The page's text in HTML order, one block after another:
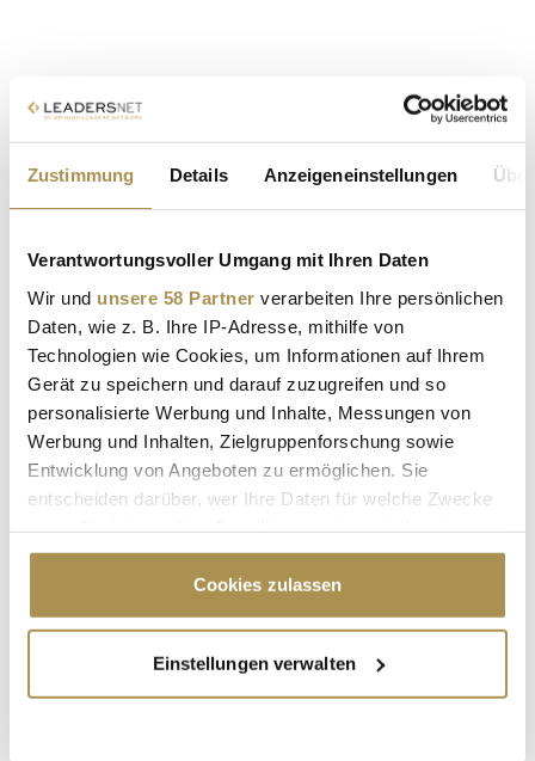
Zustimmung Details Anzeigeneinstellungen
Verantwortungsvoller Umgang mit Ihren Daten
Wir und unsere 58 Partner verarbeiten Ihre persönlichen
Daten, wie z. B. Ihre IP-Adresse, mithilfe von
Technologien wie Cookies, um Informationen auf Ihrem
Gerät zu speichern und darauf zuzugreifen und so
personalisierte Werbung und Inhalte, Messungen von
Werbung und Inhalten, Zielgruppenforschung sowie
Entwicklung von Angeboten zu ermöglichen. Sie
entscheiden darüber, wer Ihre Daten für welche Zwecke
Cookie-Erklärung oder durch Klicken auf das Privacy
Trigger Symbol ändern oder widerrufen
Informationen über Ihre geografische Lage
erfassen, welche bis auf einige Meter genau sein
Cookies zulassen
Einstellungen verwalten